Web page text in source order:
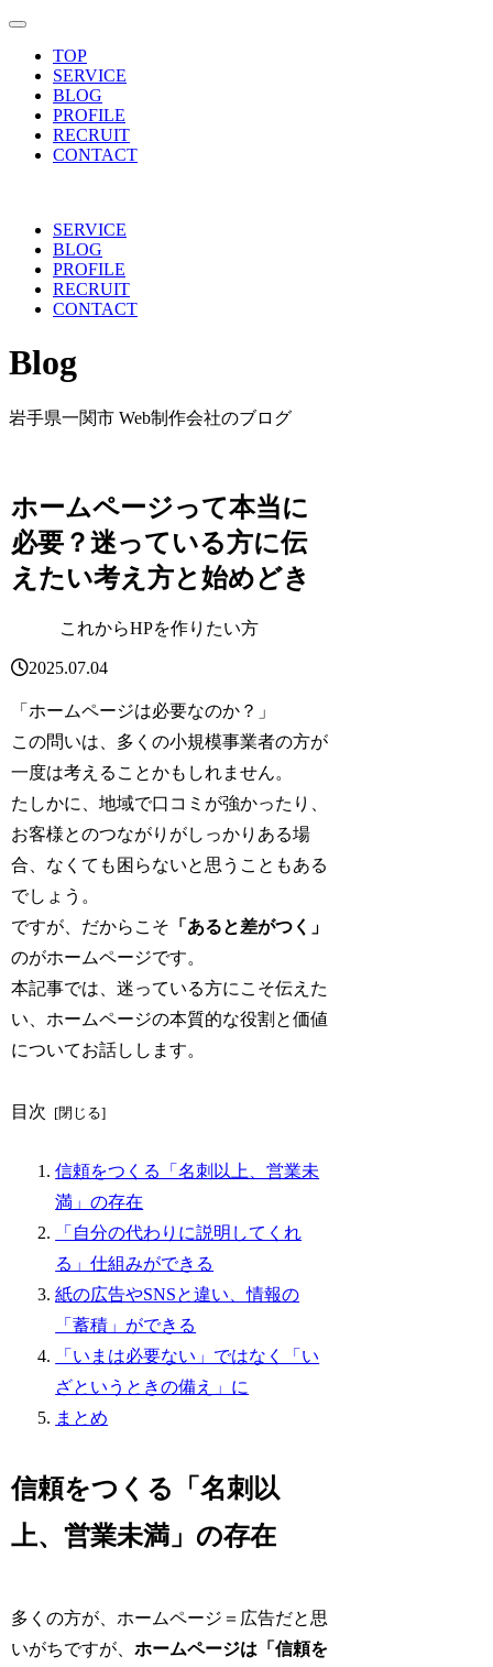
toggle navigation
TOP
SERVICE
BLOG
PROFILE
RECRUIT
CONTACT
SERVICE
BLOG
PROFILE
RECRUIT
CONTACT
Blog
岩手県一関市 Web制作会社のブログ
ホームページって本当に
必要？迷っている方に伝
えたい考え方と始めどき
これからHPを作りたい方
2025.07.04
「ホームページは必要なのか？」
この問いは、多くの小規模事業者の方が
一度は考えることかもしれません。
たしかに、地域で口コミが強かったり、
お客様とのつながりがしっかりある場
合、なくても困らないと思うこともある
でしょう。
ですが、だからこそ 「あると差がつく」
のがホームページです。
本記事では、迷っている方にこそ伝えた
い、ホームページの本質的な役割と価値
についてお話しします。
目次
信頼をつくる「名刺以上、営業未
満」の存在
「自分の代わりに説明してくれ
る」仕組みができる
紙の広告やSNSと違い、情報の
「蓄積」ができる
「いまは必要ない」ではなく「い
ざというときの備え」に
まとめ
信頼をつくる「名刺以
上、営業未満」の存在
多くの方が、ホームページ＝広告だと思
いがちですが、ホームページは「信頼を